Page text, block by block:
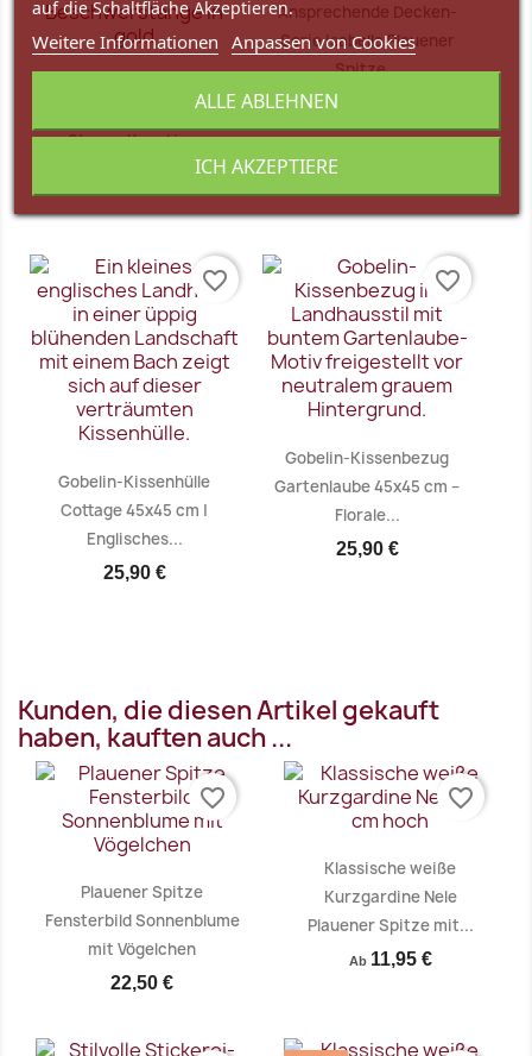
Vorschau
/ Scheibengardinen-
Stange Kugel in...
 Vorschau
Ansprechende Decken-
Serie Isabella Plauener
Spitze...
Ab
Vorschau
Gobelin-Kissenhülle
Cottage 45x45 cm |
Englisches...
25,90 €
favorite_border
Gobelin-Kissenbezug
Gartenlaube 45x45 cm –
Florale...
25,90 €
favorite_border
Kunden, die diesen Artikel gekauft
haben, kauften auch ...
Plauener Spitze
Fensterbild Sonnenblume
mit Vögelchen
22,50 €
favorite_border
Klassische weiße
Kurzgardine Nele
Plauener Spitze mit...
Ab 11,95 €
favorite_border
auf die Schaltfläche Akzeptieren.
Weitere Informationen Anpassen von Cookies
ALLE ABLEHNEN
ICH AKZEPTIERE